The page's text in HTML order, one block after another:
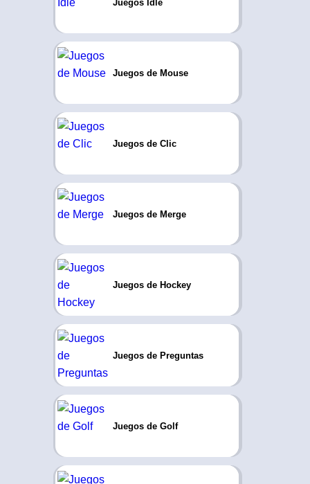
Juegos Idle
Juegos de Mouse
Juegos de Clic
Juegos de Merge
Juegos de Hockey
Juegos de Preguntas
Juegos de Golf